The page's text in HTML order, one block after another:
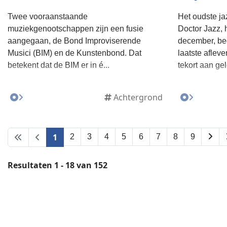
Twee vooraanstaande
muziekgenootschappen zijn een fusie
aangegaan, de Bond Improviserende
Musici (BIM) en de Kunstenbond. Dat
betekent dat de BIM er in é...
Achtergrond
Het oudste
Doctor Jazz,
december,
laatste
tekort aan
1 2 3 4 5 6 7 8 9
Resultaten 1 - 18 van 152